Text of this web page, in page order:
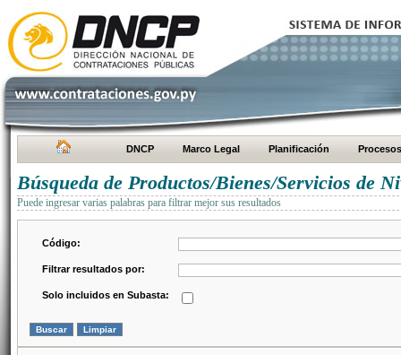
DNCP Marco Legal Planificación Procesos
Búsqueda de Productos/Bienes/Servicios de
Puede ingresar varias palabras para filtrar mejor sus resultados
Código:
Filtrar resultados por:
Solo incluidos en Subasta: